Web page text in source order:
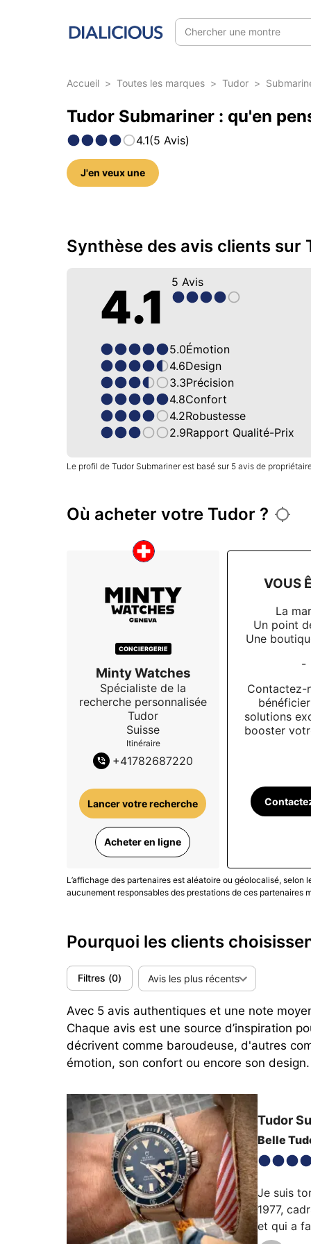
Chercher une montre
Accueil > Toutes les marques > Tudor >
Tudor Submariner : qu'en
4.1(5 Avis)
J'en veux une
25 photos sur ce modèle
Synthèse des avis clients sur
4.1 5 Avis
5.0Émotion
4.6Design
3.3Précision
4.8Confort
4.2Robustesse
2.9Rapport Qualité-Prix
Le profil de Tudor Submariner est basé sur 5 avis de
Où acheter votre Tudor ?
CONCIERGERIE
Minty Watches
Spécialiste de la
recherche personnalisée
Tudor
Suisse
Itinéraire
+41782687220
Lancer votre recherche
Acheter en ligne
VOUS
La
Un point
Une
-
Contactez-
solutions
booster
L’affichage des partenaires est aléatoire ou géolocalisé,
aucunement responsables des prestations de ces partenaires
Pourquoi les clients
Filtres (0) Avis les plus récents
Avec 5 avis authentiques et une note
Chaque avis est une source d’inspiration
décrivent comme baroudeuse, d'autres
émotion, son confort ou encore son design.
Tudor
Belle
Je suis
1977,